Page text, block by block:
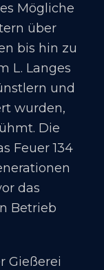
Mögliche
über
bis hin zu
L. Langes
und
wurden,
Die
Feuer 134
das
Betrieb
Gießerei